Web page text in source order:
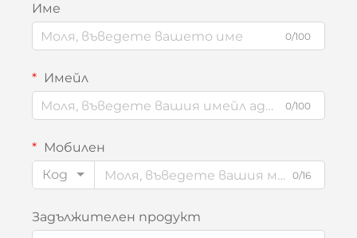
Име
0/100
Имейл
0/100
Мобилен
Код
0/16
Задължителен продукт